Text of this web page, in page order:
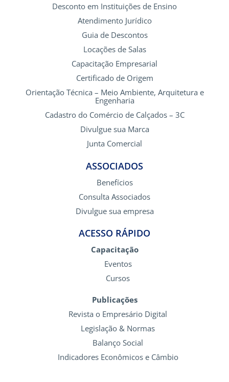
Desconto em Instituições de Ensino
Atendimento Jurídico
Guia de Descontos
Locações de Salas
Capacitação Empresarial
Certificado de Origem
Orientação Técnica – Meio Ambiente, Arquitetura e
Engenharia
Cadastro do Comércio de Calçados – 3C
Divulgue sua Marca
Junta Comercial
ASSOCIADOS
Benefícios
Consulta Associados
Divulgue sua empresa
ACESSO RÁPIDO
Capacitação
Eventos
Cursos
Publicações
Revista o Empresário Digital
Legislação & Normas
Balanço Social
Indicadores Econômicos e Câmbio